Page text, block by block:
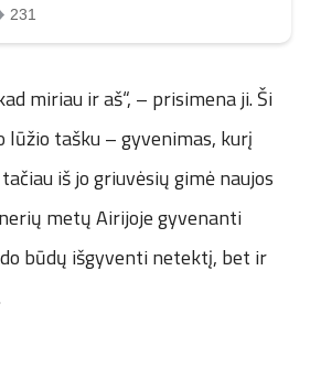
miriau ir aš“, – prisimena ji. Ši
tašku – gyvenimas, kurį
iš jo griuvėsių gimė naujos
metų Airijoje gyvenanti
būdų išgyventi netektį, bet ir